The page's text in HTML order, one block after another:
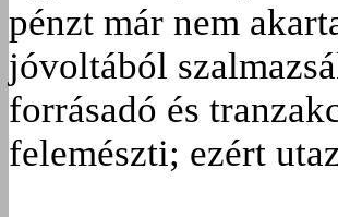
pénzt már nem
jóvoltából
forrásadó és
felemészti; ezért